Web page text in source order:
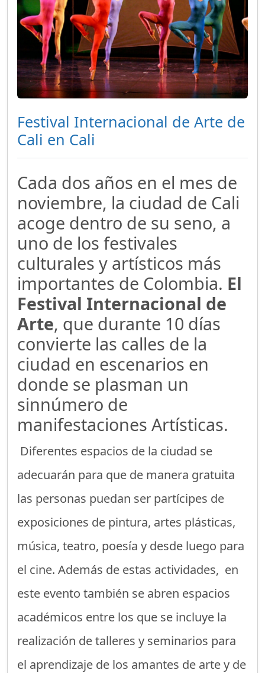
Festival Internacional de Arte de
Cali en Cali
Cada dos años en el mes de
noviembre, la ciudad de Cali
acoge dentro de su seno, a
uno de los festivales
culturales y artísticos más
importantes de Colombia. El
Festival Internacional de
Arte, que durante 10 días
convierte las calles de la
ciudad en escenarios en
donde se plasman un
sinnúmero de
manifestaciones Artísticas.
Diferentes espacios de la ciudad se
adecuarán para que de manera gratuita
las personas puedan ser partícipes de
exposiciones de pintura, artes plásticas,
música, teatro, poesía y desde luego para
el cine. Además de estas actividades, en
este evento también se abren espacios
académicos entre los que se incluye la
realización de talleres y seminarios para
el aprendizaje de los amantes de arte y de